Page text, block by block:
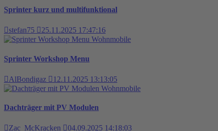
Sprinter kurz und multifunktional
stefan75
25.11.2025 17:47:16
Wohnmobile
Sprinter Workshop Menu
AlBondigaz
12.11.2025 13:13:05
Wohnmobile
Dachträger mit PV Modulen
Zac_McKracken 04.09.2025 14:18:03